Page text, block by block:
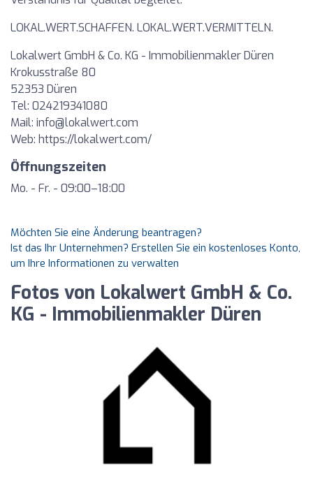
LOKAL.WERT.SCHAFFEN. LOKAL.WERT.VERMITTELN.
Lokalwert GmbH & Co. KG - Immobilienmakler Düren
Krokusstraße 80
52353 Düren
Tel: 024219341080
Mail: info@lokalwert.com
Web: https://lokalwert.com/
Öffnungszeiten
Mo. - Fr. - 09:00–18:00
Möchten Sie eine Änderung beantragen?
Ist das Ihr Unternehmen? Erstellen Sie ein kostenloses Konto,
um Ihre Informationen zu verwalten
Fotos von Lokalwert GmbH & Co.
KG - Immobilienmakler Düren